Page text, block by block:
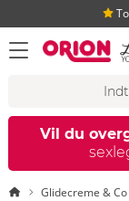
åbn menu
Vil du
StartsideGlidecreme & Co